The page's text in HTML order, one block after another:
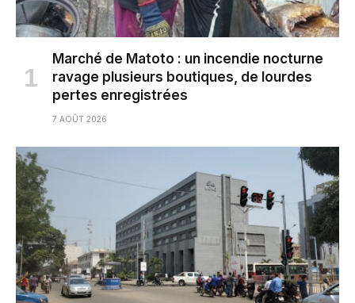
Marché de Matoto : un incendie nocturne
ravage plusieurs boutiques, de lourdes
pertes enregistrées
7 AOÛT 2026